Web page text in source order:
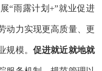
“雨露计划+”就业促进
动力实现更高质量、更
规模。 促进就近就地就